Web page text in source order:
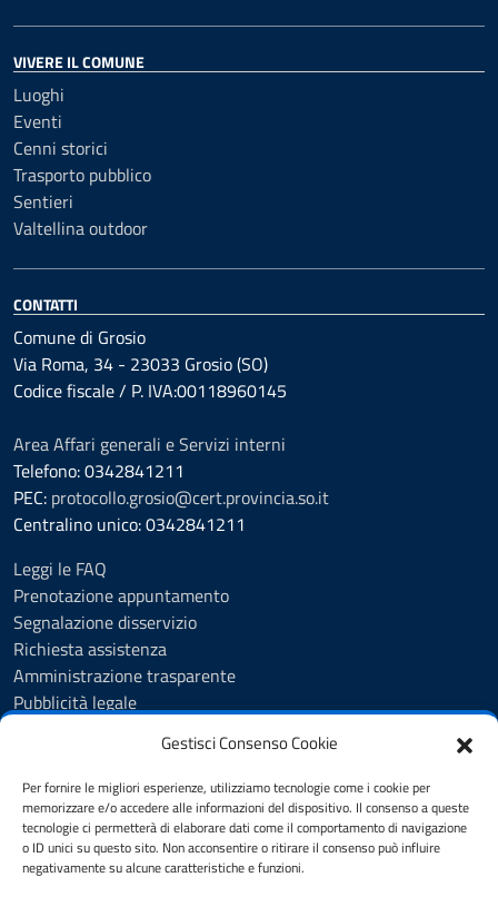
Gestisci Consenso Cookie
Per fornire le migliori esperienze, utilizziamo tecnologie come i cookie per
memorizzare e/o accedere alle informazioni del dispositivo. Il consenso a queste
tecnologie ci permetterà di elaborare dati come il comportamento di navigazione
o ID unici su questo sito. Non acconsentire o ritirare il consenso può influire
negativamente su alcune caratteristiche e funzioni.
VIVERE IL COMUNE
Luoghi
Eventi
Cenni storici
Trasporto pubblico
Sentieri
Valtellina outdoor
CONTATTI
Comune di Grosio
Via Roma, 34 - 23033 Grosio (SO)
Codice fiscale / P. IVA:00118960145
Area Affari generali e Servizi interni
Telefono: 0342841211
PEC: protocollo.grosio@cert.provincia.so.it
Centralino unico: 0342841211
Leggi le FAQ
Prenotazione appuntamento
Segnalazione disservizio
Richiesta assistenza
Amministrazione trasparente
Pubblicità legale
Informativa privacy
Videosorveglianza - Privacy Policy
Dichiarazione di accessibilità
Note legali